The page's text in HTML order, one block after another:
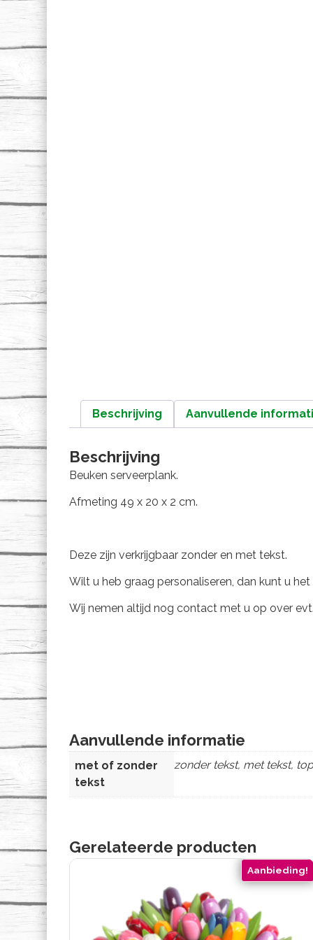
Beschrijving Aanvullende
Beschrijving
Beuken serveerplank.
Afmeting 49 x 20 x 2 cm.
Deze zijn verkrijgbaar zonder en met tekst.
Wilt u heb graag personaliseren, dan kunt u
Wij nemen altijd nog contact met u op over
Aanvullende informatie
met of zonder
tekst
zonder tekst, met tekst,
Gerelateerde producten
Aanbieding!